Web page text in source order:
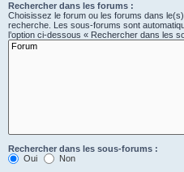
Rechercher dans les forums :
Choisissez le forum ou les forums dans
recherche. Les sous-forums sont
l’option ci-dessous « Rechercher dans les
Rechercher dans les sous-forums :
Oui
Non